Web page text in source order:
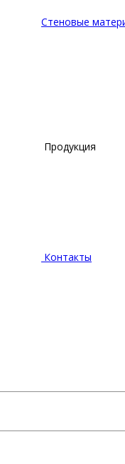
Стеновые
Продукция
Контакты